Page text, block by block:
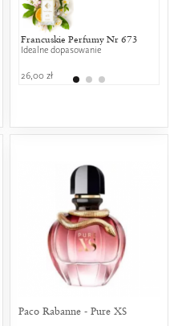
Lolita Lempicka - Si
Francuskie Perfumy Nr 673
Idealne dopasowanie
26,00 zł
Paco Rabanne - Pure XS